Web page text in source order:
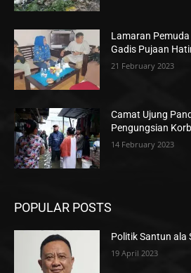
Lamaran
Gadis Pujaan
21 February 2023
Camat Ujung
Pengungsian
14 February 2023
POPULAR POSTS
Politik Santun ala
19 April 2023